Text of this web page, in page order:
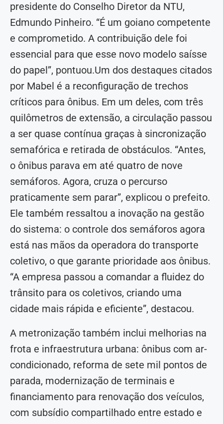
presidente do Conselho Diretor da NTU,
Edmundo Pinheiro. “É um goiano competente
e comprometido. A contribuição dele foi
essencial para que esse novo modelo saísse
do papel”, pontuou.Um dos destaques citados
por Mabel é a reconfiguração de trechos
críticos para ônibus. Em um deles, com três
quilômetros de extensão, a circulação passou
a ser quase contínua graças à sincronização
semafórica e retirada de obstáculos. “Antes,
o ônibus parava em até quatro de nove
semáforos. Agora, cruza o percurso
praticamente sem parar”, explicou o prefeito.
Ele também ressaltou a inovação na gestão
do sistema: o controle dos semáforos agora
está nas mãos da operadora do transporte
coletivo, o que garante prioridade aos ônibus.
“A empresa passou a comandar a fluidez do
trânsito para os coletivos, criando uma
cidade mais rápida e eficiente”, destacou.
A metronização também inclui melhorias na
frota e infraestrutura urbana: ônibus com ar-
condicionado, reforma de sete mil pontos de
parada, modernização de terminais e
financiamento para renovação dos veículos,
com subsídio compartilhado entre estado e